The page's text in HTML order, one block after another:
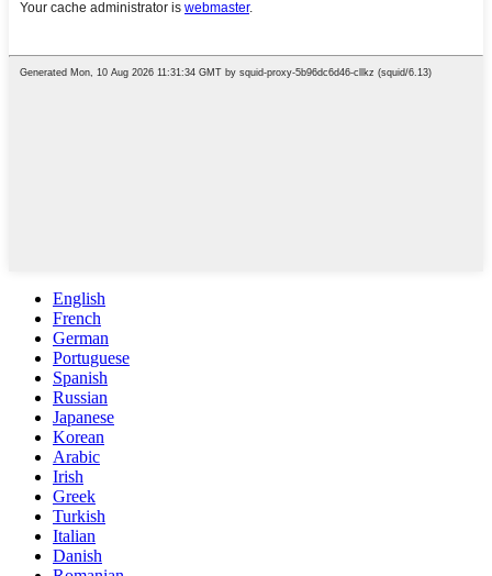
English
French
German
Portuguese
Spanish
Russian
Japanese
Korean
Arabic
Irish
Greek
Turkish
Italian
Danish